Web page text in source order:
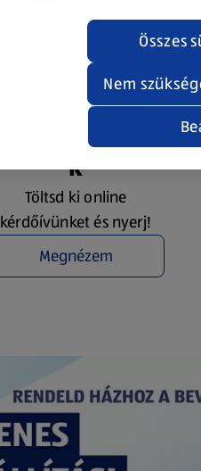
NYEREMÉNYJÁTÉ
K
Töltsd ki online
kérdőívünket és nyerj!
Megnézem
Nem
Összes